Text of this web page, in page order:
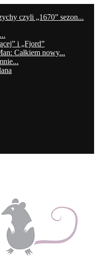
czyli „1670” sezon...
i „Fjord”
Całkiem nowy...